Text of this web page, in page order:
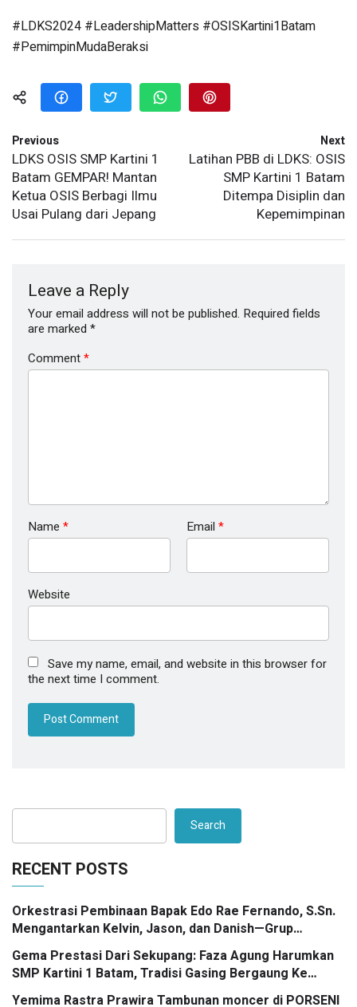
#LDKS2024 #LeadershipMatters #OSISKartini1Batam
#PemimpinMudaBeraksi
Previous
LDKS OSIS SMP Kartini 1
Batam GEMPAR! Mantan
Ketua OSIS Berbagi Ilmu
Usai Pulang dari Jepang
Next
Latihan PBB di LDKS: OSIS
SMP Kartini 1 Batam
Ditempa Disiplin dan
Kepemimpinan
Leave a Reply
Your email address will not be published. Required fields
are marked *
Comment*
Name * Email *
Website
Save my name, email, and website in this browser for
the next time I comment.
Search
RECENT POSTS
Orkestrasi Pembinaan Bapak Edo Rae Fernando, S.Sn.
Mengantarkan Kelvin, Jason, dan Danish—Grup
Ansambel SMP Kartini 1 Batam—Kembali Menorehkan
Juara II FLS3N dalam Panggung Kompetisi Bergengsi
Gema Prestasi Dari Sekupang: Faza Agung Harumkan
SMP Kartini 1 Batam, Tradisi Gasing Bergaung Ke
Tingkat Kota
Yemima Rastra Prawira Tambunan moncer di PORSENI